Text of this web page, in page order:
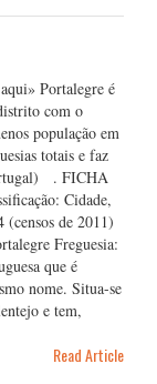
Portalegre é
com o
população em
totais e faz
. FICHA
Cidade,
de 2011)
Freguesia:
que é
nome. Situa-se
e tem,
Read Article